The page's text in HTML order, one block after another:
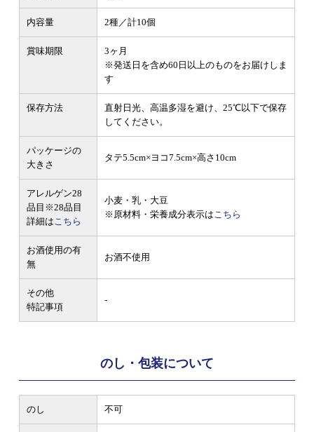
内容量 2種／計10個
賞味期限
3ヶ月
※発送日を含め60日以上のものをお届けしま
す
保存方法
直射日光、高温多湿を避け、25℃以下で保存
してください。
パッケージの
大きさ
タテ5.5cm×ヨコ7.5cm×高さ10cm
アレルゲン28
品目 ※28品目
詳細はこちら
小麦・乳・大豆
※原材料・栄養成分表示はこちら
お酒使用の有
無
お酒不使用
その他
特記事項
-
のし・包装について
のし 不可